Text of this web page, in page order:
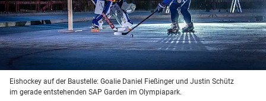
Eishockey auf der Baustelle: Goalie Daniel Fießinger und Justin Schütz
im gerade entstehenden SAP Garden im Olympiapark.